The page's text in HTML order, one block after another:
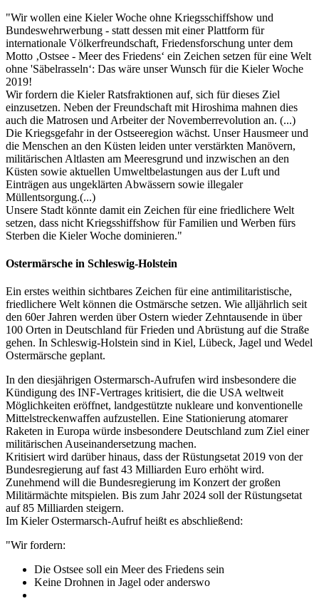
"Wir wollen eine Kieler Woche ohne Kriegsschiffshow und
Bundeswehrwerbung - statt dessen mit einer Plattform für
internationale Völkerfreundschaft, Friedensforschung unter dem
Motto ‚Ostsee - Meer des Friedens‘ ein Zeichen setzen für eine Welt
ohne 'Säbelrasseln‘: Das wäre unser Wunsch für die Kieler Woche
2019!
Wir fordern die Kieler Ratsfraktionen auf, sich für dieses Ziel
einzusetzen. Neben der Freundschaft mit Hiroshima mahnen dies
auch die Matrosen und Arbeiter der Novemberrevolution an. (...)
Die Kriegsgefahr in der Ostseeregion wächst. Unser Hausmeer und
die Menschen an den Küsten leiden unter verstärkten Manövern,
militärischen Altlasten am Meeresgrund und inzwischen an den
Küsten sowie aktuellen Umweltbelastungen aus der Luft und
Einträgen aus ungeklärten Abwässern sowie illegaler
Müllentsorgung.(...)
Unsere Stadt könnte damit ein Zeichen für eine friedlichere Welt
setzen, dass nicht Kriegsshiffshow für Familien und Werben fürs
Sterben die Kieler Woche dominieren."
Ostermärsche in Schleswig-Holstein
Ein erstes weithin sichtbares Zeichen für eine antimilitaristische,
friedlichere Welt können die Ostmärsche setzen. Wie alljährlich seit
den 60er Jahren werden über Ostern wieder Zehntausende in über
100 Orten in Deutschland für Frieden und Abrüstung auf die Straße
gehen. In Schleswig-Holstein sind in Kiel, Lübeck, Jagel und Wedel
Ostermärsche geplant.
In den diesjährigen Ostermarsch-Aufrufen wird insbesondere die
Kündigung des INF-Vertrages kritisiert, die die USA weltweit
Möglichkeiten eröffnet, landgestützte nukleare und konventionelle
Mittelstreckenwaffen aufzustellen. Eine Stationierung atomarer
Raketen in Europa würde insbesondere Deutschland zum Ziel einer
militärischen Auseinandersetzung machen.
Kritisiert wird darüber hinaus, dass der Rüstungsetat 2019 von der
Bundesregierung auf fast 43 Milliarden Euro erhöht wird.
Zunehmend will die Bundesregierung im Konzert der großen
Militärmächte mitspielen. Bis zum Jahr 2024 soll der Rüstungsetat
auf 85 Milliarden steigern.
Im Kieler Ostermarsch-Aufruf heißt es abschließend:
"Wir fordern:
Die Ostsee soll ein Meer des Friedens sein
Keine Drohnen in Jagel oder anderswo